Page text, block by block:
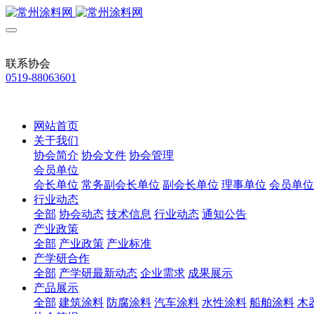
联系协会
0519-88063601
网站首页
关于我们
协会简介 协会文件 协会管理
会员单位
会长单位 常务副会长单位 副会长单位 理事单位 会员单位
行业动态
全部 协会动态 技术信息 行业动态 通知公告
产业政策
全部 产业政策 产业标准
产学研合作
全部 产学研最新动态 企业需求 成果展示
产品展示
全部 建筑涂料 防腐涂料 汽车涂料 水性涂料 船舶涂料 木